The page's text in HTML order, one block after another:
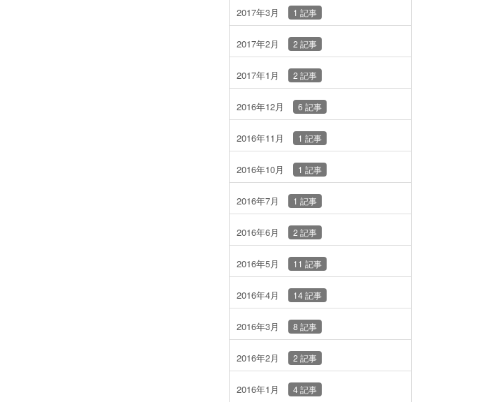
2017年3月 1 記事
2017年2月 2 記事
2017年1月 2 記事
2016年12月 6 記事
2016年11月 1 記事
2016年10月 1 記事
2016年7月 1 記事
2016年6月 2 記事
2016年5月 11 記事
2016年4月 14 記事
2016年3月 8 記事
2016年2月 2 記事
2016年1月 4 記事